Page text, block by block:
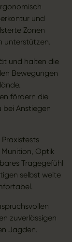
und
Zonen
unterstützen.
und halten die
Bewegungen
fördern die
bei Anstiegen
Optik
Tragegefühl
selbst weite
zuverlässigen
Jagden.